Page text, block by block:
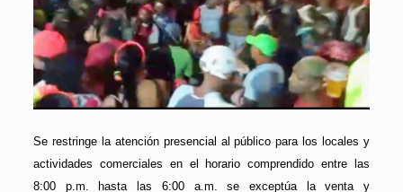
Se restringe la atención presencial al público para los locales y
actividades comerciales en el horario comprendido entre las
8:00 p.m. hasta las 6:00 a.m. se exceptúa la venta y